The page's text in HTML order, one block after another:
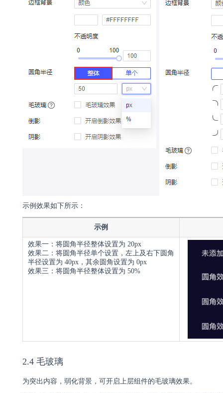
示例效果如下所示：
示例
效果一：将圆角半径整体设置为 20px
效果二：将圆角半径单个设置，左上及右下圆角
半径设置为 40px，其余圆角设置为 0px
效果三：将圆角半径整体设置为 50%
2.4 毛玻璃
为突出内容，弱化背景，可开启上层组件的毛玻璃效果。